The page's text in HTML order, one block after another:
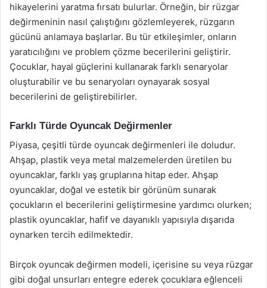
hikayelerini yaratma fırsatı bulurlar. Örneğin, bir rüzgar
değirmeninin nasıl çalıştığını gözlemleyerek, rüzgarın
gücünü anlamaya başlarlar. Bu tür etkileşimler, onların
yaratıcılığını ve problem çözme becerilerini geliştirir.
Çocuklar, hayal güçlerini kullanarak farklı senaryolar
oluşturabilir ve bu senaryoları oynayarak sosyal
becerilerini de geliştirebilirler.
Farklı Türde Oyuncak Değirmenler
Piyasa, çeşitli türde oyuncak değirmenleri ile doludur.
Ahşap, plastik veya metal malzemelerden üretilen bu
oyuncaklar, farklı yaş gruplarına hitap eder. Ahşap
oyuncaklar, doğal ve estetik bir görünüm sunarak
çocukların el becerilerini geliştirmesine yardımcı olurken;
plastik oyuncaklar, hafif ve dayanıklı yapısıyla dışarıda
oynarken tercih edilmektedir.
Birçok oyuncak değirmen modeli, içerisine su veya rüzgar
gibi doğal unsurları entegre ederek çocuklara eğlenceli